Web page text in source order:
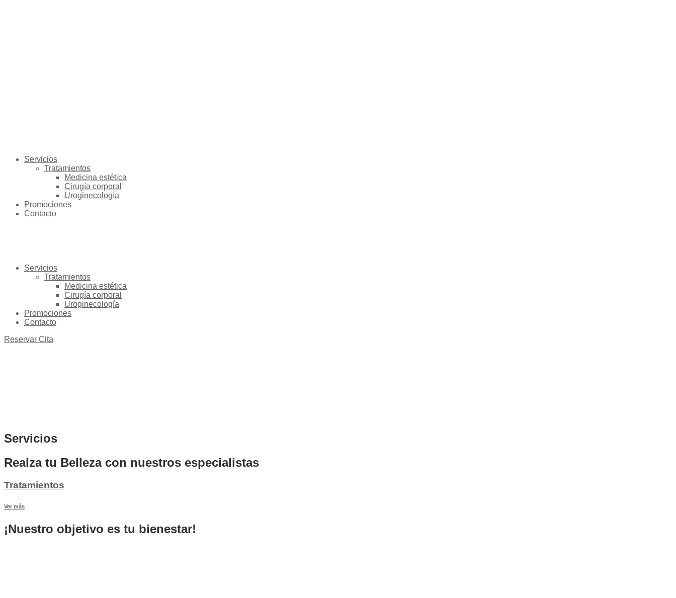
Servicios
Tratamientos
Medicina estética
Cirugía corporal
Uroginecología
Promociones
Contacto
Servicios
Tratamientos
Medicina estética
Cirugía corporal
Uroginecología
Promociones
Contacto
Reservar Cita
Servicios
Realza tu Belleza con nuestros especialistas
Tratamientos
Ver más
¡Nuestro objetivo es tu bienestar!